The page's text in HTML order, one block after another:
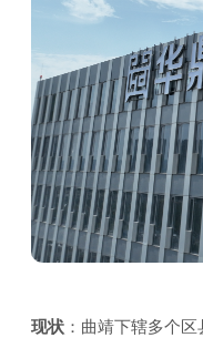
现状：曲靖下辖多个